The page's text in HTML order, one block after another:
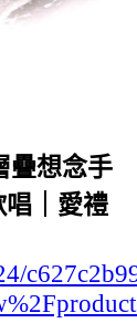
疊想念手
｜愛禮